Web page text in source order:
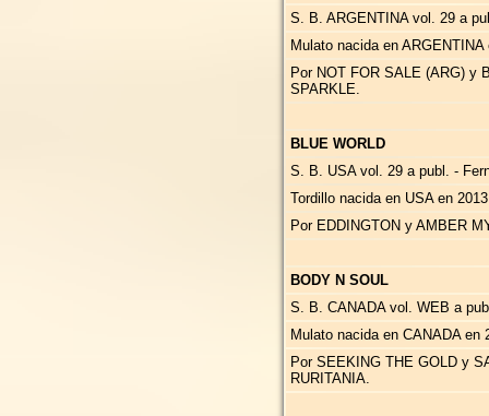
S. B. ARGENTINA vol. 29 a
Mulato nacida en
Por NOT FOR SALE (ARG) y
SPARKLE.
BLUE WORLD
S. B. USA vol. 29 a publ. -
Tordillo nacida en USA en
Por EDDINGTON y AMBER
BODY N SOUL
S. B. CANADA vol. WEB a
Mulato nacida en CANADA en
Por SEEKING THE GOLD y
RURITANIA.